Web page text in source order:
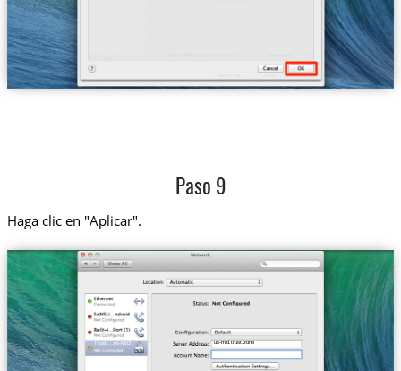
Paso 9
Haga clic en "Aplicar".
Trust....es-MID us-mid.trust.zone